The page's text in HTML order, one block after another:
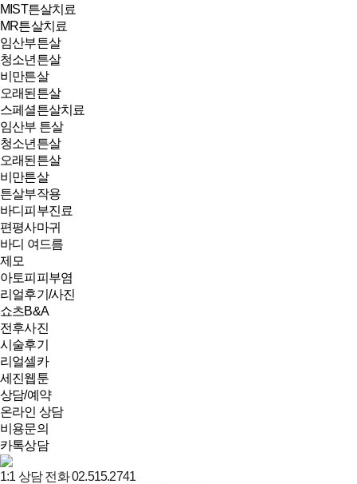
MIST튼살치료
MR튼살치료
임산부튼살
청소년튼살
비만튼살
오래된튼살
스페셜튼살치료
임산부 튼살
청소년튼살
오래된튼살
비만튼살
튼살부작용
바디피부진료
편평사마귀
바디 여드름
제모
아토피피부염
리얼후기/사진
쇼츠B&A
전후사진
시술후기
리얼셀카
세진웹툰
상담/예약
온라인 상담
비용문의
카톡상담
1:1 상담 전화02.515.2741